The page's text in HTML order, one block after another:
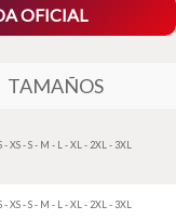
OFICIAL
TAMAÑOS
- XS - S - M - L - XL - 2XL - 3XL
- XS - S - M - L - XL - 2XL - 3XL